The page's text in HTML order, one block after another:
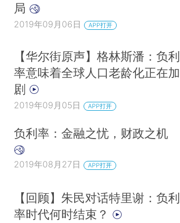
局
2019年09月06日 APP打开
【华尔街原声】格林斯潘：负利
率意味着全球人口老龄化正在加
剧
2019年09月05日 APP打开
负利率：金融之忧，财政之机
2019年08月27日 APP打开
【回顾】朱民对话特里谢：负利
率时代何时结束？